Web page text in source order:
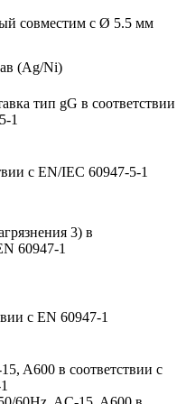
совместим с Ø 5.5 мм
(Ag/Ni)
тип gG в соответствии
1
с EN/IEC 60947-5-1
3) в
60947-1
с EN 60947-1
A600 в соответствии с